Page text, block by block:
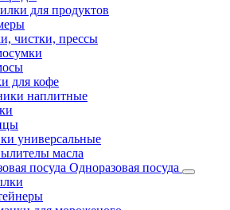
для продуктов
чистки, прессы
для кофе
наплитные
универсальные
масла
Одноразовая посуда